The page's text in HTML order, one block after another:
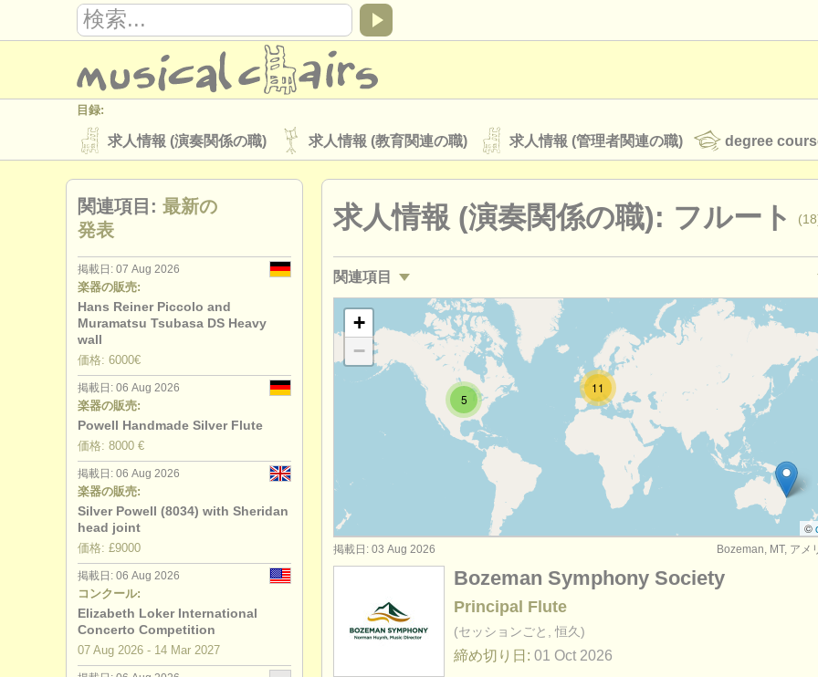
目録:
求人情報 (演奏関係の職) 求人情報 (教育関連の職) 求人情報 (管理者関連の職) degree
楽器の販売 盗まれた楽器
ディレクトリー:
musicalchairs:
musicalchairsについて お問い合わせ rss feeds クラシック音楽ニュース
出版社:
ATS ATS faq ログイン
求人情報 (演奏関係の職): フルート
関連項目
求人情報 (教育関連の職): フルート
講習会: フルート (15)
degree courses: フルート
degree courses: baroque flute
degree courses: 民俗 ホイッスル/ フルート (1)
コンクール: フルート (23)
楽器の販売: フルート
盗まれた楽器: フルート (162)
5
11
+
−
©
Bozeman, MT, アメ
掲載日: 03 Aug 2026
Bozeman Symphony Society
Principal Flute
(セッションごと, 恒久)
締め切り日: 01 Oct 2026
関連項目: 最新の
発表
掲載日: 07 Aug 2026
楽器の販売:
Hans Reiner Piccolo and
Muramatsu Tsubasa DS Heavy
wall
価格: 6000€
掲載日: 06 Aug 2026
楽器の販売:
Powell Handmade Silver Flute
価格: 8000 €
掲載日: 06 Aug 2026
楽器の販売:
Silver Powell (8034) with Sheridan
head joint
価格: £9000
掲載日: 06 Aug 2026
コンクール:
Elizabeth Loker International
Concerto Competition
07 Aug 2026 - 14 Mar 2027